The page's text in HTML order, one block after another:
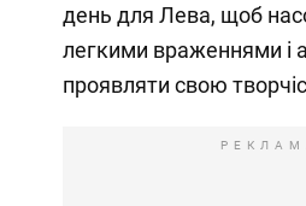
день для Лева, щоб
легкими враженнями і
проявляти свою